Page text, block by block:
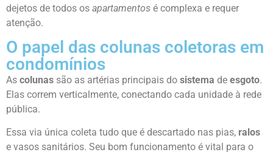
dejetos de todos os apartamentos é complexa e requer
atenção.
O papel das colunas coletoras em
condomínios
As colunas são as artérias principais do sistema de esgoto.
Elas correm verticalmente, conectando cada unidade à rede
pública.
Essa via única coleta tudo que é descartado nas pias, ralos
e vasos sanitários. Seu bom funcionamento é vital para o